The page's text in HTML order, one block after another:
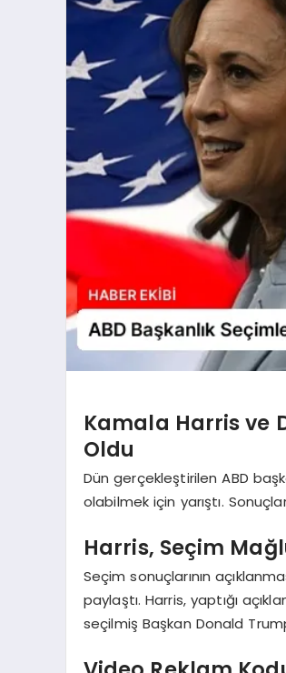
Kamala Harris ve
Oldu
Dün gerçekleştirilen ABD
olabilmek için yarıştı.
Harris, Seçim
Seçim sonuçlarının
paylaştı. Harris, yaptığı
seçilmiş Başkan Donald